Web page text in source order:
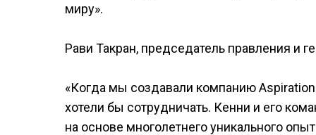
миру».
Рави Такран, председатель правления и
«Когда мы создавали компанию
хотели бы сотрудничать. Кенни и его
на основе многолетнего уникального